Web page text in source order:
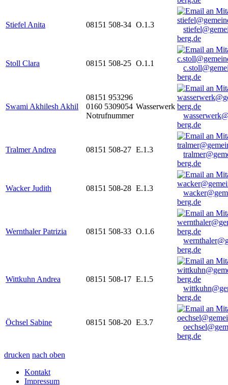
Stiefel Anita 08151 508-34 O.1.3
berg.de
Stoll Clara 08151 508-25 O.1.1
berg.de
Swami Akhilesh Akhil
08151 953296
0160 5309054
Notrufnummer
Wasserwerk
berg.de
Tralmer Andrea 08151 508-27 E.1.3
berg.de
Wacker Judith 08151 508-28 E.1.3
berg.de
Wernthaler Patrizia 08151 508-33 O.1.6
berg.de
Wittkuhn Andrea 08151 508-17 E.1.5
berg.de
Öchsel Sabine 08151 508-20 E.3.7
berg.de
drucken nach oben
Kontakt
Impressum